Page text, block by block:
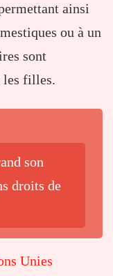
ainsi
ou à un
sont
les filles.
son
droits de
Unies